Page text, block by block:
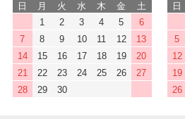
日
月 火 水 木 金
土
1
2 3 4 5
6
7
8 9 10 11 12
13
14
15 16 17 18 19
20
21
22 23 24 25 26
27
28
29 30
日
5
12
19
26